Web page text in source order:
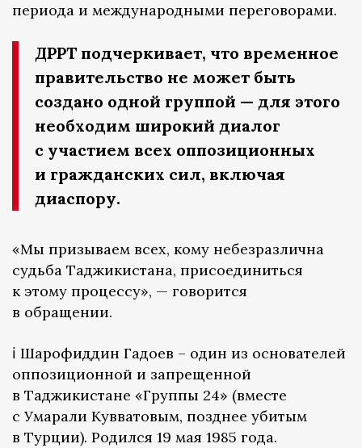
периода и международными переговорами.
ДРРТ подчеркивает, что временное
правительство не может быть
создано одной группой — для этого
необходим широкий диалог
с участием всех оппозиционных
и гражданских сил, включая
диаспору.
«Мы призываем всех, кому небезразлична
судьба Таджикистана, присоединиться
к этому процессу», — говорится
в обращении.
ℹ️ Шарофиддин Гадоев – один из основателей
оппозиционной и запрещенной
в Таджикистане «Группы 24» (вместе
с Умарали Кувватовым, позднее убитым
в Турции). Родился 19 мая 1985 года.